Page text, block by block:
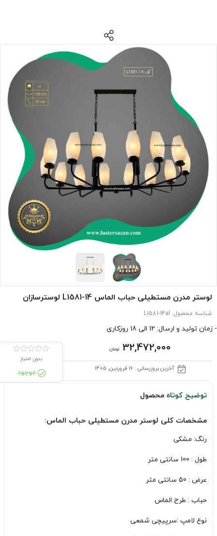
لوستر مدرن مستطیلی حباب الماس L1581-14 لوسترسازان
شناسه محصول: L1581-14al
- زمان تولید و ارسال: 12 الی 18 روزکاری
32,472,000 تومان
آخرین بروزرسانی : 16 فروردین, 1405
بدون امتیاز
موجود
توضیح کوتاه محصول
مشخصات کلی لوستر مدرن مستطیلی حباب الماس:
رنگ: مشکی
طول : 100 سانتی متر
عرض : 50 سانتی متر
حباب : طرح الماس
نوع لامپ :سرپیچی شمعی